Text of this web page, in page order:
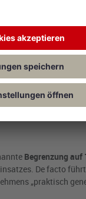
nach § 1 Abs. 1b
beim
geklärt sei, ob die
Begrenzung auf
De facto
„praktisch